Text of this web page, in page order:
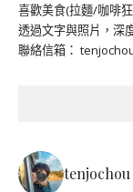
喜歡美食(拉麵/咖啡
透過文字與照片，深
聯絡信箱：
tenjochou